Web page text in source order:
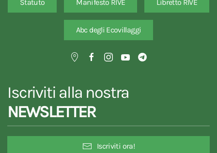
Statuto Manifesto RIVE Libretto RIVE
Abc degli Ecovillaggi
Iscriviti alla nostra
NEWSLETTER
Iscriviti ora!